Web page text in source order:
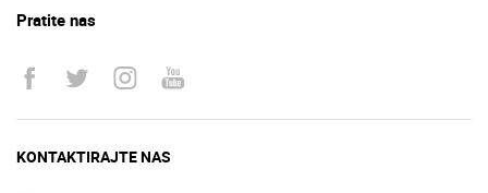
Pratite nas
KONTAKTIRAJTE NAS